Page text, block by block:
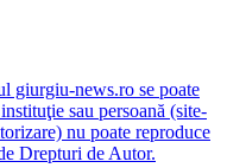
giurgiu-news.ro se poate
sau persoană (site-
nu poate reproduce
Drepturi de Autor.